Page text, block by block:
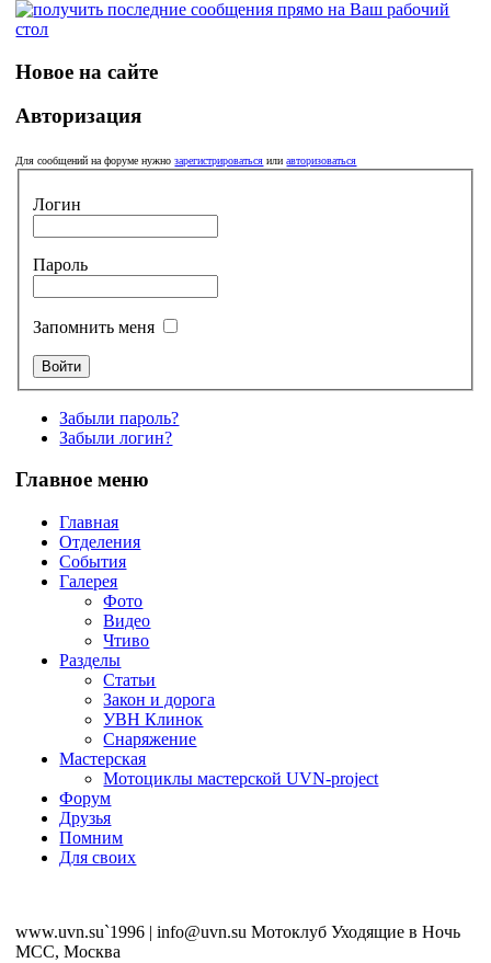
Новое на сайте
Авторизация
Для сообщений на форуме нужнозарегистрироваться илиавторизоваться
Логин
Пароль
Запомнить меня
Забыли пароль?
Забыли логин?
Главное меню
Главная
Отделения
События
Галерея
Фото
Видео
Чтиво
Разделы
Статьи
Закон и дорога
УВН Клинок
Снаряжение
Мастерская
Мотоциклы мастерской UVN-project
Форум
Друзья
Помним
Для своих
www.uvn.su`1996 | info@uvn.su Мотоклуб Уходящие в Ночь
MCC, Москва